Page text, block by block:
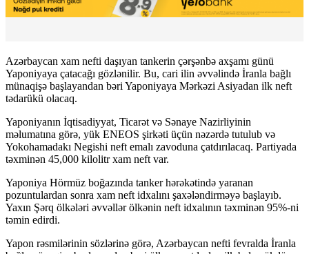
Azərbaycan xam nefti daşıyan tankerin çərşənbə axşamı günü
Yaponiyaya çatacağı gözlənilir. Bu, cari ilin əvvəlində İranla bağlı
münaqişə başlayandan bəri Yaponiyaya Mərkəzi Asiyadan ilk neft
tədarükü olacaq.
Yaponiyanın İqtisadiyyat, Ticarət və Sənaye Nazirliyinin
məlumatına görə, yük ENEOS şirkəti üçün nəzərdə tutulub və
Yokohamadakı Negishi neft emalı zavoduna çatdırılacaq. Partiyada
təxminən 45,000 kilolitr xam neft var.
Yaponiya Hörmüz boğazında tanker hərəkətində yaranan
pozuntulardan sonra xam neft idxalını şaxələndirməyə başlayıb.
Yaxın Şərq ölkələri əvvəllər ölkənin neft idxalının təxminən 95%-ni
təmin edirdi.
Yapon rəsmilərinin sözlərinə görə, Azərbaycan nefti fevralda İranla